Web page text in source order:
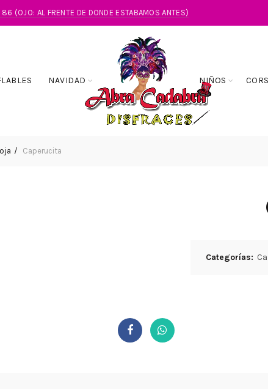
AL FRENTE DE DONDE ESTABAMOS ANTES)
NAVIDAD NIÑOS
Caperucita
Categorías: